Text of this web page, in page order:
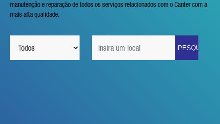
manutenção e reparação de todos os serviços relacionados com o Canter com a
mais alta qualidade.